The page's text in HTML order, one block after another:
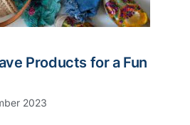
Products for a Fun
2023